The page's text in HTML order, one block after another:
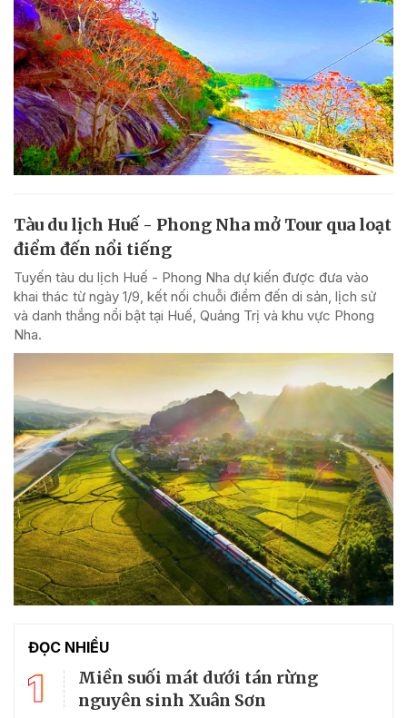
Tàu du lịch Huế - Phong Nha mở Tour qua loạt
điểm đến nổi tiếng
Tuyến tàu du lịch Huế - Phong Nha dự kiến được đưa vào
khai thác từ ngày 1/9, kết nối chuỗi điểm đến di sản, lịch sử
và danh thắng nổi bật tại Huế, Quảng Trị và khu vực Phong
Nha.
ĐỌC NHIỀU
1
Miền suối mát dưới tán rừng
nguyên sinh Xuân Sơn